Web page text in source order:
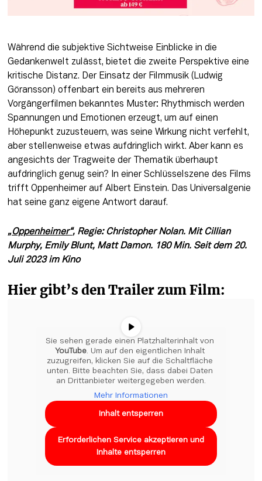
Während die subjektive Sichtweise Einblicke in die
Gedankenwelt zulässt, bietet die zweite Perspektive eine
kritische Distanz. Der Einsatz der Filmmusik (Ludwig
Göransson) offenbart ein bereits aus mehreren
Vorgängerfilmen bekanntes Muster: Rhythmisch werden
Spannungen und Emotionen erzeugt, um auf einen
Höhepunkt zuzusteuern, was seine Wirkung nicht verfehlt,
aber stellenweise etwas aufdringlich wirkt. Aber kann es
angesichts der Tragweite der Thematik überhaupt
aufdringlich genug sein? In einer Schlüsselszene des Films
trifft Oppenheimer auf Albert Einstein. Das Universalgenie
hat seine ganz eigene Antwort darauf.
„Oppenheimer“, Regie: Christopher Nolan. Mit Cillian
Murphy, Emily Blunt, Matt Damon. 180 Min. Seit dem 20.
Juli 2023 im Kino
Hier gibt’s den Trailer zum Film:
YouTube. Um auf den eigentlichen Inhalt
zuzugreifen, klicken Sie auf die Schaltfläche
unten. Bitte beachten Sie, dass dabei Daten
an Drittanbieter weitergegeben werden.
Mehr Informationen
Inhalt entsperren
Erforderlichen Service akzeptieren und
Inhalte entsperren